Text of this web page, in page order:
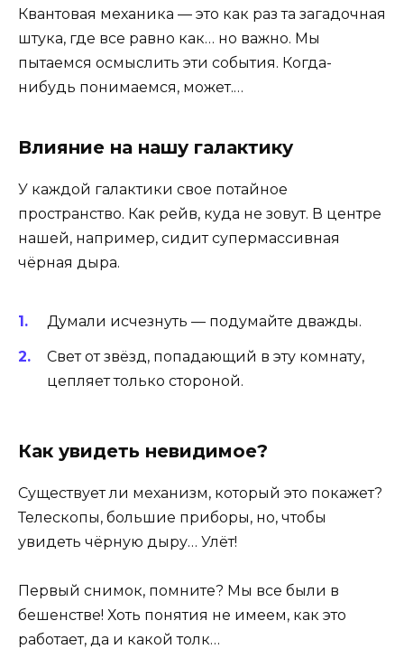
Квантовая механика — это как раз та загадочная
штука, где все равно как… но важно. Мы
пытаемся осмыслить эти события. Когда-
нибудь понимаемся, может.…
Влияние на нашу галактику
У каждой галактики свое потайное
пространство. Как рейв, куда не зовут. В центре
нашей, например, сидит супермассивная
чёрная дыра.
Думали исчезнуть — подумайте дважды.
Свет от звёзд, попадающий в эту комнату,
цепляет только стороной.
Как увидеть невидимое?
Существует ли механизм, который это покажет?
Телескопы, большие приборы, но, чтобы
увидеть чёрную дыру… Улёт!
Первый снимок, помните? Мы все были в
бешенстве! Хоть понятия не имеем, как это
работает, да и какой толк…